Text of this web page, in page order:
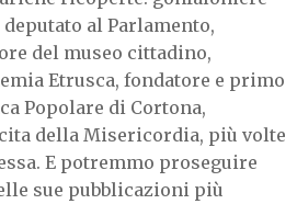
al Parlamento,
del museo cittadino,
Etrusca, fondatore e primo
Popolare di Cortona,
della Misericordia, più volte
E potremmo proseguire
sue pubblicazioni più